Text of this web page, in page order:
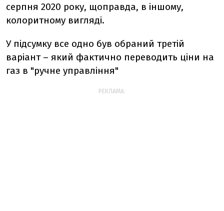
серпня 2020 року, щоправда, в іншому,
колоритному вигляді.
У підсумку все одно був обраний третій
варіант – який фактично переводить ціни на
газ в "ручне управління"
РЕКЛАМА: